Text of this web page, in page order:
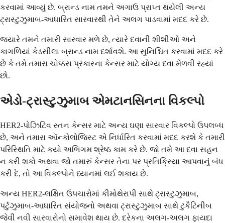
કરવામાં આવ્યું છે. બ્રાન્ડ નામ તમને અગાઉ પ્રાપ્ત થયેલી અન્ય
ટ્રાસ્ટુઝુમાબ-આધારિત સારવારથી તેને અલગ પાડવામાં મદદ કરે છે.
જ્યારે તમને તમારી સારવાર મળે છે, ત્યારે દવાની શીશીઓ અને
કાગળિયાં કેડસીલા બ્રાન્ડ નામ દર્શાવશે. આ સુનિશ્ચિત કરવામાં મદદ કરે
છે કે તમે તમારા ચોક્કસ પ્રકારના કેન્સર માટે યોગ્ય દવા મેળવી રહ્યાં
છો.
એડો-ટ્રાસ્ટુઝુમાબ એમટાનસિનના વિકલ્પો
HER2-પોઝિટિવ સ્તન કેન્સર માટે અન્ય ઘણા સારવાર વિકલ્પો ઉપલબ્ધ
છે, અને તમારા ઑન્કોલોજિસ્ટ એ નિર્ધારિત કરવામાં મદદ કરશે કે તમારી
પરિસ્થિતિ માટે કયો અભિગમ શ્રેષ્ઠ કામ કરે છે. જો તમે આ દવા સહન
ન કરી શકો અથવા જો તમારું કેન્સર તેના પર પ્રતિક્રિયા આપવાનું બંધ
કરી દે, તો આ વિકલ્પોને ધ્યાનમાં લઈ શકાય છે.
અન્ય HER2-લક્ષિત ઉપચારોમાં કીમોથેરાપી સાથે ટ્રાસ્ટુઝુમાબ,
પર્ટુઝુમાબ-આધારિત સંયોજનો અથવા ટ્રાસ્ટુઝુમાબ સાથે ટુકૈટિનીબ
જેવી નવી સારવારોનો સમાવેશ થાય છે. દરેકના અલગ-અલગ ફાયદા